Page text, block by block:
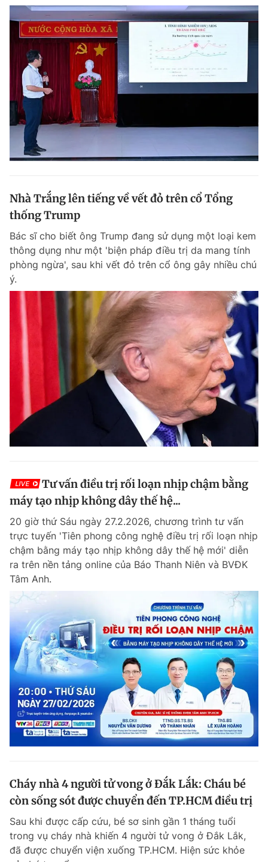
Theo dõi báo trên
Hotline
0906 645 777
Liên hệ quảng cáo
Đặt báo
Tổng biên tập: Nguyễn Ngọc Toàn
Phó tổng biên tập: Trần Việt Hưng
Tổng thư ký tòa soạn: Đức Trung
Giấy phép xuất bản số 110/GP - BTTTT cấp ngày 24.3.2020
© 2003-2026 Bản quyền thuộc về Báo Thanh Niên. Cấm sao chép
dưới mọi hình thức nếu không có sự chấp thuận bằng văn bản.
Phát triển bởi ePi Technologies, JSC.
Nhà Trắng lên tiếng về vết đỏ trên cổ Tổng
thống Trump
Bác sĩ cho biết ông Trump đang sử dụng một loại kem
thông dụng như một 'biện pháp điều trị da mang tính
phòng ngừa', sau khi vết đỏ trên cổ ông gây nhiều chú
ý.
LIVE
Tư vấn điều trị rối loạn nhịp chậm bằng
máy tạo nhịp không dây thế hệ...
20 giờ thứ Sáu ngày 27.2.2026, chương trình tư vấn
trực tuyến 'Tiên phong công nghệ điều trị rối loạn nhịp
chậm bằng máy tạo nhịp không dây thế hệ mới' diễn
ra trên nền tảng online của Báo Thanh Niên và BVĐK
Tâm Anh.
Cháy nhà 4 người tử vong ở Đắk Lắk: Cháu bé
còn sống sót được chuyển đến TP.HCM điều trị
Sau khi được cấp cứu, bé sơ sinh gần 1 tháng tuổi
trong vụ cháy nhà khiến 4 người tử vong ở Đắk Lắk,
đã được chuyển viện xuống TP.HCM. Hiện sức khỏe